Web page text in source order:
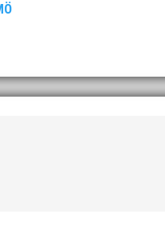
League-finalen i
Fanny Roos starkt.
saknad mottagit beskedet
som tävlingsgrenar blev